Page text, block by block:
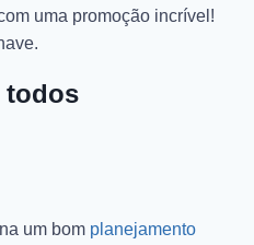
uma promoção incrível!
todos
um bom planejamento